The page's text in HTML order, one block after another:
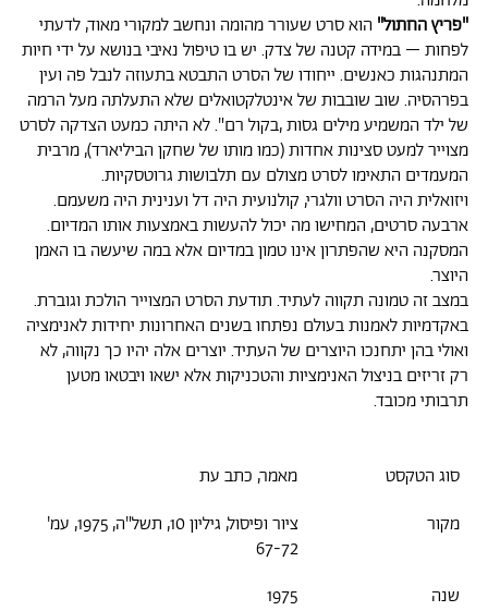
סוג הטקסט
מאמר, כתב עת
מקור
ציור ופיסול, גיליון 10, תשל"ה, 1975, עמ'
67-72
שנה
1975
"פריץ החתול" הוא סרט שעורר מהומה ונחשב למקורי מאוד, לדעתי
לפחות – במידה קטנה של צדק. יש בו טיפול נאיבי בנושא על ידי חיות
המתנהגות כאנשים. ייחודו של הסרט התבטא בתעוזה לנבל פה ועין
בפרהסיה. שוב שובבות של אינטלקטואלים שלא התעלתה מעל הרמה
של ילד המשמיע מילים גסות ,בקול רם". לא היתה כמעט הצדקה לסרט
מצוייר למעט סצינות אחדות (כמו מותו של שחקן הביליארד), מרבית
המעמדים התאימו לסרט מצולם עם תלבושות גרוטסקיות.
ויזואלית היה הסרט וולגרי, קולנועית היה דל וענינית היה משעמם.
ארבעה סרטים, המחישו מה יכול להעשות באמצעות אותו המדיום.
המסקנה היא שהפתרון אינו טמון במדיום אלא במה שיעשה בו האמן
היוצר.
במצב זה טמונה תקווה לעתיד. תודעת הסרט המצוייר הולכת וגוברת.
באקדמיות לאמנות בעולם נפתחו בשנים האחרונות יחידות לאנימציה
ואולי בהן יתחנכו היוצרים של העתיד. יוצרים אלה יהיו כך נקווה, לא
רק זריזים בניצול האנימציות והטכניקות אלא ישאו ויבטאו מטען
תרבותי מכובד.